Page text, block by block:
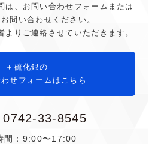
は、お問い合わせフォームまたは
問い合わせください。
よりご連絡させていただきます。
硫化銀の
せフォームはこちら
0742-33-8545
間：9:00〜17:00